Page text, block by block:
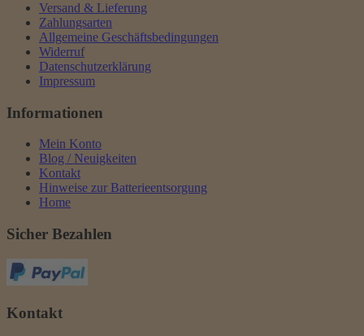
Versand & Lieferung
Zahlungsarten
Allgemeine Geschäftsbedingungen
Widerruf
Datenschutzerklärung
Impressum
Informationen
Mein Konto
Blog / Neuigkeiten
Kontakt
Hinweise zur Batterieentsorgung
Home
Sicher Bezahlen
Kontakt